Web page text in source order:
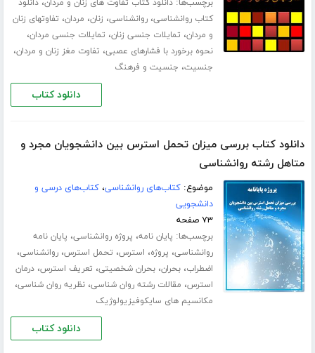
برچسب‌ها:دانلود کتاب تفاوت های زنان و مردان،دانلود
کتاب روانشناسی،روانشناسی، زنان، مردان، تفاوتهای زنان
و مردان، تمایلات جنسی زنان، تمایلات جنسی مردان،
نحوه برخورد با فشارهای عصبی، تفاوت مغز زنان و مردان،
جنسیت، جنسیت و فرهنگ
دانلود کتاب
دانلود کتاب بررسی میزان تحمل استرس بین دانشجویان مجرد و
متاهل رشته روانشناسی
موضوع:کتاب‌های روانشناسی،کتاب‌های درسی و
دانشجویی
۷۳ صفحه
برچسب‌ها: پایان نامه، پروژه روانشناسی، پایان نامه
روانشناسی، پروژه، استرس، تحمل استرس،روانشناسی،
اضطراب،بحران،بحران شخصیتی، تعریف استرس،درمان
استرس، مقالات رشته روان شناسی،نظریه روان شناسی،
مکانسیم های سایکوفیزیولوژیک
دانلود کتاب